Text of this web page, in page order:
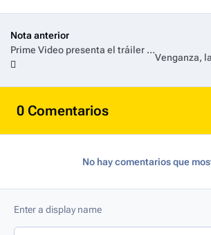
Nota anterior
Prime Video presenta el tráiler de la esperada serie La Casa de los Espíritus
0 Comentarios
No hay comentarios que